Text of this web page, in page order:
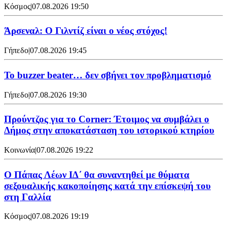
Κόσμος|07.08.2026 19:50
Άρσεναλ: Ο Γιλντίζ είναι ο νέος στόχος!
Γήπεδο|07.08.2026 19:45
Το buzzer beater… δεν σβήνει τoν προβληματισμό
Γήπεδο|07.08.2026 19:30
Προύντζος για το Corner: Έτοιμος να συμβάλει ο
Δήμος στην αποκατάσταση του ιστορικού κτηρίου
Κοινωνία|07.08.2026 19:22
Ο Πάπας Λέων ΙΔ΄ θα συναντηθεί με θύματα
σεξουαλικής κακοποίησης κατά την επίσκεψή του
στη Γαλλία
Κόσμος|07.08.2026 19:19